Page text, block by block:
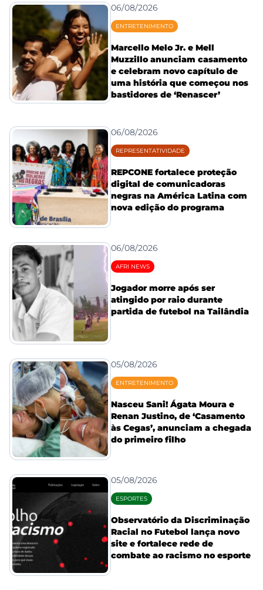
06/08/2026
ENTRETENIMENTO
Marcello Melo Jr. e Mell
Muzzillo anunciam casamento
e celebram novo capítulo de
uma história que começou nos
bastidores de ‘Renascer’
06/08/2026
REPRESENTATIVIDADE
REPCONE fortalece proteção
digital de comunicadoras
negras na América Latina com
nova edição do programa
06/08/2026
AFRI NEWS
Jogador morre após ser
atingido por raio durante
partida de futebol na Tailândia
05/08/2026
ENTRETENIMENTO
Nasceu Sani! Ágata Moura e
Renan Justino, de ‘Casamento
às Cegas’, anunciam a chegada
do primeiro filho
05/08/2026
ESPORTES
Observatório da Discriminação
Racial no Futebol lança novo
site e fortalece rede de
combate ao racismo no esporte